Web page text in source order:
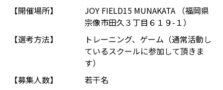
【開催場所】
JOY FIELD15 MUNAKATA （福岡県
宗像市田久３丁目６１９-１）
【選考方法】
トレーニング、ゲーム（通常活動し
ているスクールに参加して頂きま
す）
【募集人数】
若干名